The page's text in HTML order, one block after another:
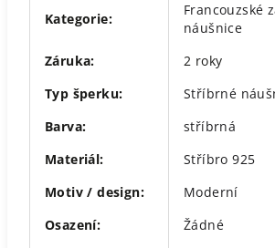
Kategorie:
Francouzské
náušnice
Záruka:
2 roky
Typ šperku:
Stříbrné
Barva:
stříbrná
Materiál:
Stříbro 925
Motiv / design:
Moderní
Osazení:
Žádné